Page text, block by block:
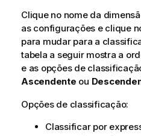
Clique no nome da
as configurações e clique
para mudar para a
tabela a seguir mostra a
e as opções de
Ascendente ou
Opções de classificação:
Classificar por